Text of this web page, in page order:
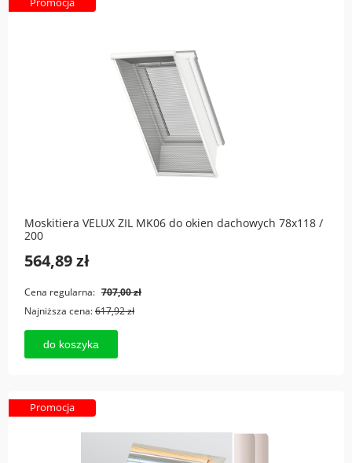
Moskitiera VELUX ZIL MK06 do okien dachowych 78x118 /
200
564,89 zł
Cena regularna: 707,00 zł
Najniższa cena:617,92 zł
do koszyka
Promocja